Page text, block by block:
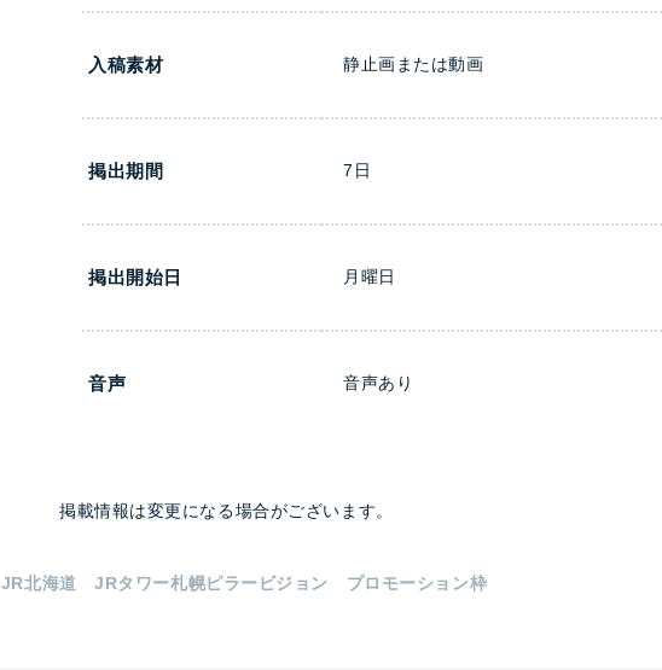
入稿素材 静止画または動画
掲出期間 7日
掲出開始日 月曜日
音声 音声あり
掲載情報は変更になる場合がございます。
JR北海道 JRタワー札幌ピラービジョン プロモーション枠